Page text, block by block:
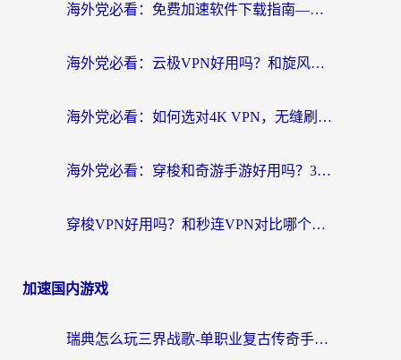
海外党必看：免费加速软件下载指南——无缝访问国内资源的正确打开方式
海外党必看：云极VPN好用吗？和旋风VPN对比哪个回国效果更好？附真实体验+选择攻略
海外党必看：如何选对4K VPN，无缝刷国内剧听网易云？
海外党必看：穿梭和奇游手游好用吗？3步选对回国加速器，流畅看CCTV5海外直播
穿梭VPN好用吗？和秒连VPN对比哪个回国效果更好？海外党亲测实用指南
加速国内游戏
瑞典怎么玩三界战歌-单职业复古传奇手游？海外党国服游戏加速终极指南